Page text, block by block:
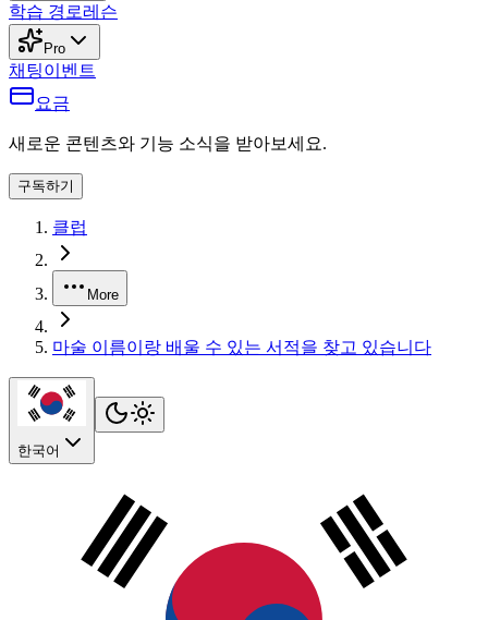
학습 경로레슨
Pro
채팅이벤트
요금
새로운 콘텐츠와 기능 소식을 받아보세요.
구독하기
클럽
More
마술 이름이랑 배울 수 있는 서적을 찾고 있습니다
한국어